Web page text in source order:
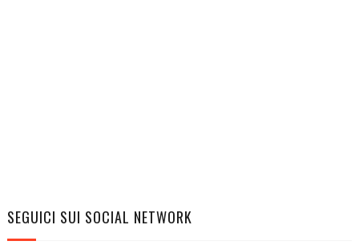
SEGUICI SUI SOCIAL NETWORK